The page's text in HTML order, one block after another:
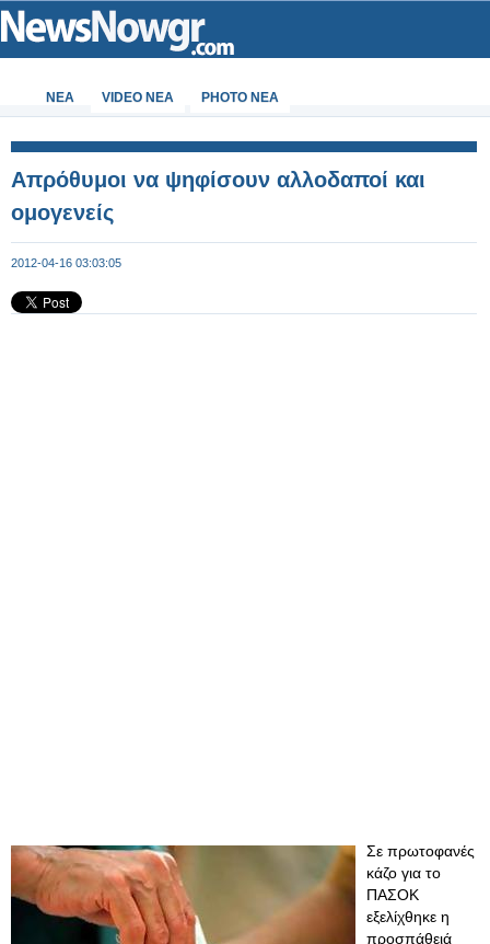
ΝΕΑ VIDEO NEA PHOTO NEA
Απρόθυμοι να ψηφίσουν αλλοδαποί και
ομογενείς
2012-04-16 03:03:05
Σε πρωτοφανές
κάζο για το
ΠΑΣΟΚ
εξελίχθηκε η
προσπάθειά